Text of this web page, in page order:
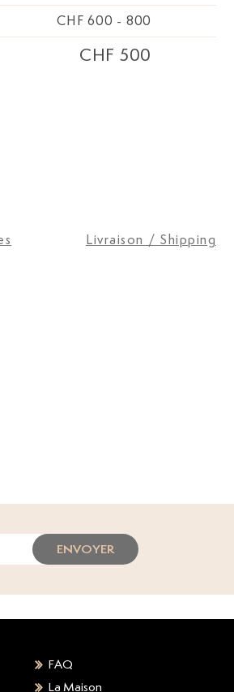
CHF 600 - 800
CHF 500
Livraison / Shipping
ENVOYER
FAQ
La Maison